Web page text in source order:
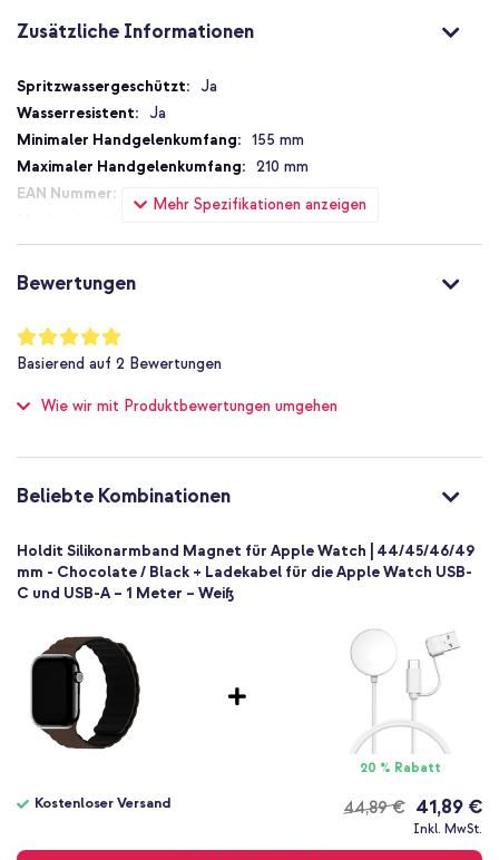
Zusätzliche Informationen
Mehr Spezifikationen anzeigen
Zusätzliche
Informationen
Ja
Ja
155 mm
210 mm
7330985172410
17241
Braun
Silikon und TPU (weich)
1 Pc
Magnetverschluss
Bewertungen
Bewertung:
100
%
of
Basierend auf 2 Bewertungen
Wie wir mit Produktbewertungen umgehen
Beliebte Kombinationen
Holdit Silikonarmband Magnet für Apple Watch | 44/45/46/49
mm - Chocolate / Black + Ladekabel für die Apple Watch USB-
C und USB-A – 1 Meter – Weiß
20 % Rabatt
44,89 €
Kostenloser Versand 41,89 €
Inkl. MwSt.
Versand